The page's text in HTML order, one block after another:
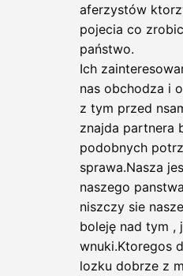
aferzystów
pojecia co
państwo.
Ich
nas obchodza i
z tym przed
znajda partnera
podobnych
sprawa.Nasza
naszego
niszczy sie
boleję nad tym ,
wnuki.Ktoregos
lozku dobrze z